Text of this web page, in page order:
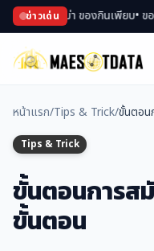
ข่าวเด่น
ของพม่า ของกินเพียบ• ของฝาก
หน้าแรก/Tips & Trick/ขั้นตอน
Tips & Trick
ขั้นตอนการส
ขั้นตอน